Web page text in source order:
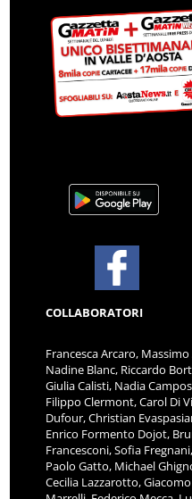
COLLABORATORI
Francesca Arcaro,
Nadine Blanc, Riccardo
Giulia Calisti, Nadia
Filippo Clermont, Carol Di
Dufour, Christian
Enrico Formento Dojot,
Francesconi, Sofia
Paolo Gatto, Michael
Cecilia Lazzarotto,